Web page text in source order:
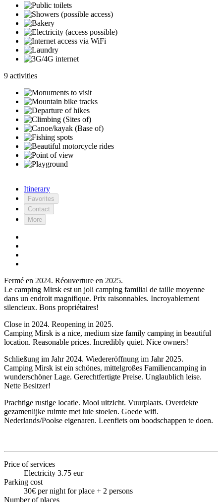
9 activities
Itinerary
Favorites
Contact
More
Fermé en 2024. Réouverture en 2025.
Le camping Mirsk est un joli camping familial de taille moyenne
dans un endroit magnifique. Prix raisonnables. Incroyablement
silencieux. Bons propriétaires!
Close in 2024. Reopening in 2025.
Camping Mirsk is a nice, medium size family camping in beautiful
location. Reasonable prices. Incredibly quiet. Nice owners!
Schließung im Jahr 2024. Wiedereröffnung im Jahr 2025.
Camping Mirsk ist ein schönes, mittelgroßes Familiencamping in
wunderschöner Lage. Gerechtfertigte Preise. Unglaublich leise.
Nette Besitzer!
Prachtige rustige locatie. Mooi uitzicht. Vuurplaats. Overdekte
gezamenlijke ruimte met luie stoelen. Goede wifi.
Nederlands/Poolse eigenaren. Leenfiets om boodschappen te doen.
Price of services
Electricity 3.75 eur
Parking cost
30€ per night for place + 2 persons
Number of places